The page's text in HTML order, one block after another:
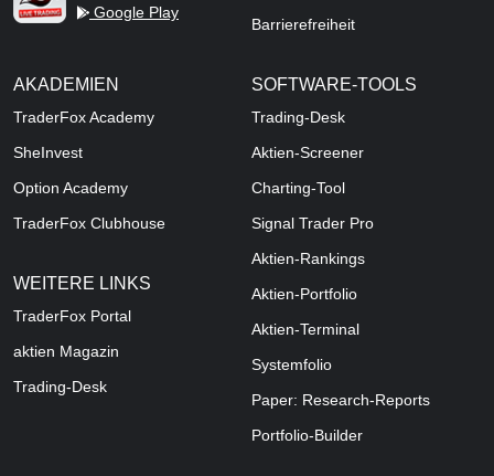
Google Play
Barrierefreiheit
AKADEMIEN
TraderFox Academy
SheInvest
Option Academy
TraderFox Clubhouse
WEITERE LINKS
TraderFox Portal
aktien Magazin
Trading-Desk
SOFTWARE-TOOLS
Trading-Desk
Aktien-Screener
Charting-Tool
Signal Trader Pro
Aktien-Rankings
Aktien-Portfolio
Aktien-Terminal
Systemfolio
Paper: Research-Reports
Portfolio-Builder